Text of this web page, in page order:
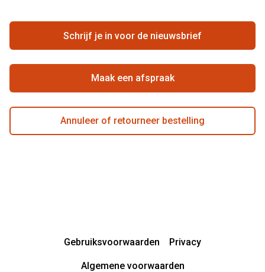
Hier de overeenkomst ontbinden
Beste winkelketen
Schrijf je in voor de nieuwsbrief
Maak een afspraak
Annuleer of retourneer bestelling
Gebruiksvoorwaarden Privacy
Algemene voorwaarden